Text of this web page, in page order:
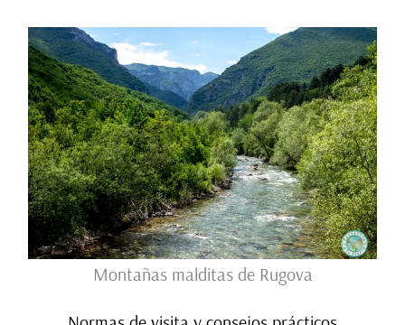
Montañas malditas de Rugova